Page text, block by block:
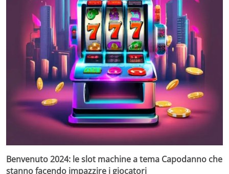
Benvenuto 2024: le slot machine a tema Capodanno che
stanno facendo impazzire i giocatori